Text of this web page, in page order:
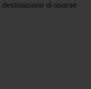
di risorse